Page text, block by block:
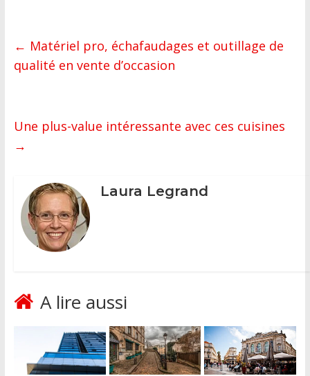
← Matériel pro, échafaudages et outillage de
qualité en vente d’occasion
Une plus-value intéressante avec ces cuisines
→
Laura Legrand
A lire aussi